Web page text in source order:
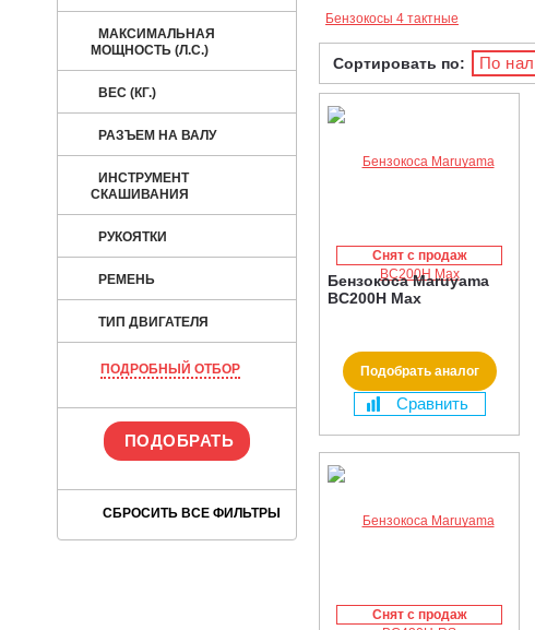
МАКСИМАЛЬНАЯ
МОЩНОСТЬ (Л.С.)
ВЕС (КГ.)
РАЗЪЕМ НА ВАЛУ
ИНСТРУМЕНТ
СКАШИВАНИЯ
РУКОЯТКИ
РЕМЕНЬ
ТИП ДВИГАТЕЛЯ
ПОДРОБНЫЙ ОТБОР
Бензокосы 4 тактные
Сортировать по: По
Снят с продаж
Бензокоса Maruyama
BC200H Max
Подобрать аналог
Сравнить
Снят с продаж